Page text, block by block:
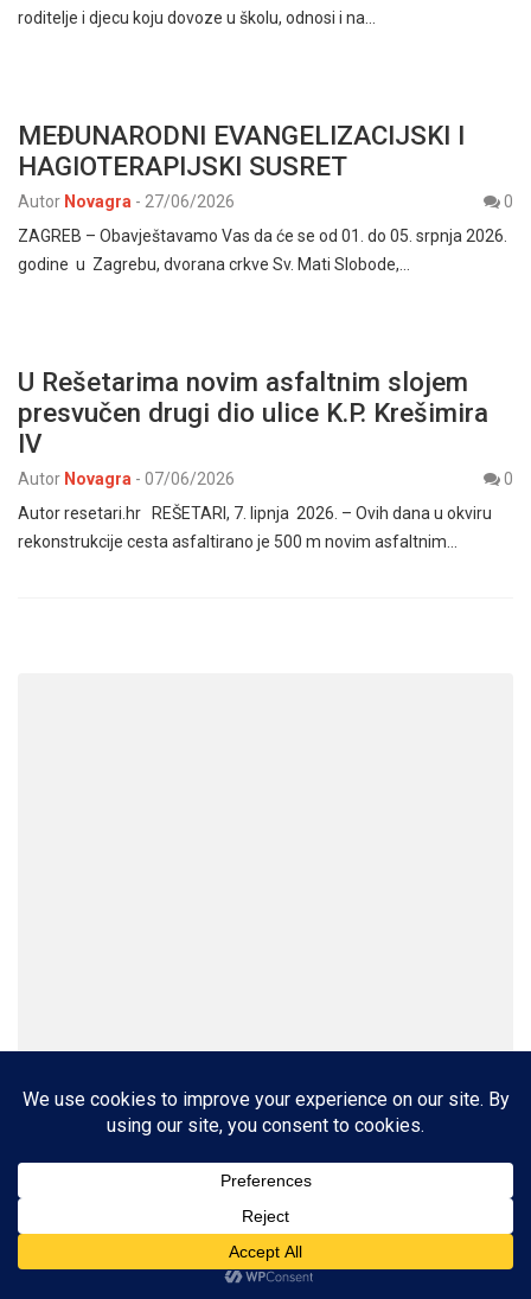
roditelje i djecu koju dovoze u školu, odnosi i na…
MEĐUNARODNI EVANGELIZACIJSKI I
HAGIOTERAPIJSKI SUSRET
Autor Novagra - 27/06/2026
0
ZAGREB – Obavještavamo Vas da će se od 01. do 05. srpnja 2026.
godine u Zagrebu, dvorana crkve Sv. Mati Slobode,…
U Rešetarima novim asfaltnim slojem
presvučen drugi dio ulice K.P. Krešimira
IV
Autor Novagra - 07/06/2026
0
Autor resetari.hr REŠETARI, 7. lipnja 2026. – Ovih dana u okviru
rekonstrukcije cesta asfaltirano je 500 m novim asfaltnim…
Screenshot